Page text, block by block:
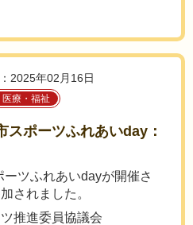
2025年02月16日
療・福祉
スポーツふれあいday：
ツふれあいdayが開催さ
されました。
推進委員協議会